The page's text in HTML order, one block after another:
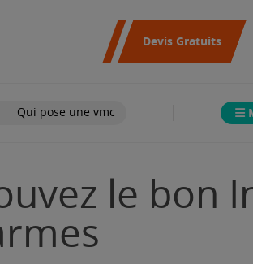
Devis Gratuits
Qui pose une vmc
le bon